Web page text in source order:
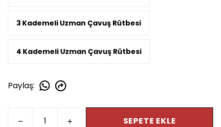
3 Kademeli Uzman Çavuş Rütbesi
4 Kademeli Uzman Çavuş Rütbesi
Paylaş:
SEPETE EKLE